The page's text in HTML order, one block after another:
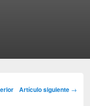
Artículo siguiente →